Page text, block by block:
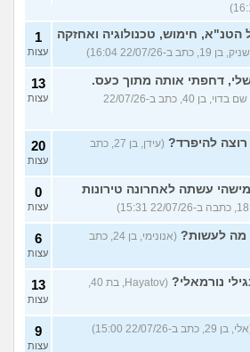
חימוש, טכנולוגיה ואחזקה
כתב ב-22/07/26 16:04)
1
עצות
דחפתי אותה מתוך כעס.
(אלכס, שם בדוי, בן 40, כתב ב-22/07/26
13
עצות
להיפרד?
(עידן, בן 27, כתב
20
עצות
עשתה לאחרונה טירונות
0
עצות
מה לעשות?
(אנונימי, בן 24, כתב
6
עצות
נורמאלי? 13
עצות
בן 29, כתב ב-22/07/26 15:00) 9
עצות